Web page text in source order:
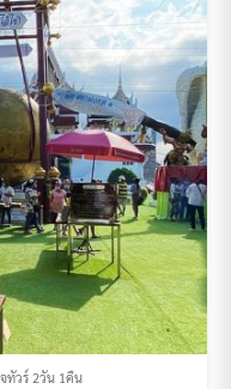
ทัวร์ 2วัน 1คืน